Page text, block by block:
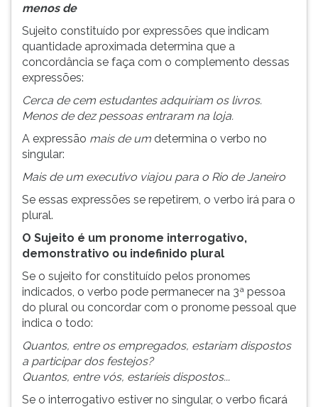
menos de
Sujeito constituído por expressões que indicam
quantidade aproximada determina que a
concordância se faça com o complemento dessas
expressões:
Cerca de cem estudantes adquiriam os livros.
Menos de dez pessoas entraram na loja.
A expressão mais de um determina o verbo no
singular:
Mais de um executivo viajou para o Rio de Janeiro
Se essas expressões se repetirem, o verbo irá para o
plural.
O Sujeito é um pronome interrogativo,
demonstrativo ou indefinido plural
Se o sujeito for constituído pelos pronomes
indicados, o verbo pode permanecer na 3ª pessoa
do plural ou concordar com o pronome pessoal que
indica o todo:
Quantos, entre os empregados, estariam dispostos
a participar dos festejos?
Quantos, entre vós, estaríeis dispostos...
Se o interrogativo estiver no singular, o verbo ficará